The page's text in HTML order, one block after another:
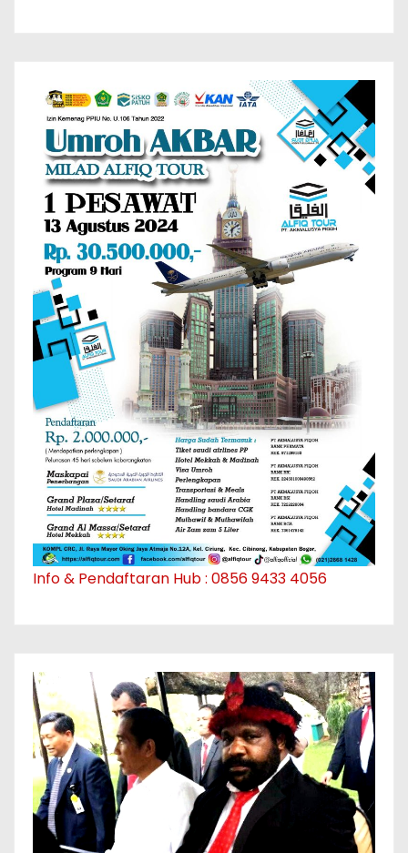
Info & Pendaftaran Hub : 0856 9433 4056